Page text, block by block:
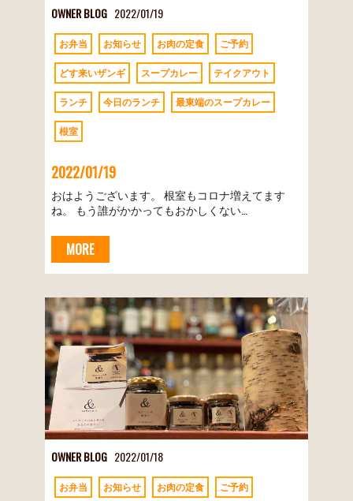
OWNER BLOG 2022/01/19
お弁当 お知らせ お肉の定食 ご予約
どす来いザンギ スープカレー テイクアウト
ランチ 今日のランチ 最東端のスープカレー
根室
2022/01/19
おはようございます。 根室もコロナ増えてます
ね。 もう誰がかかってもおかしくない…
MORE
OWNER BLOG 2022/01/18
お弁当 お知らせ お肉の定食 ご予約